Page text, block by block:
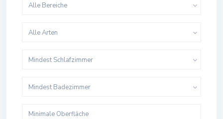
Alle Bereiche
Alle Arten
Mindest Schlafzimmer
Mindest Badezimmer